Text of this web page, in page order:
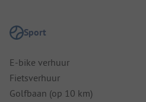
Sport
E-bike verhuur
Fietsverhuur
Golfbaan (op 10 km)